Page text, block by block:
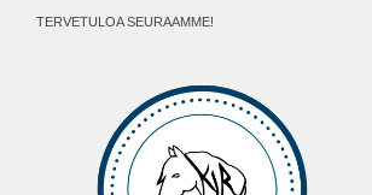
TERVETULOA SEURAAMME!